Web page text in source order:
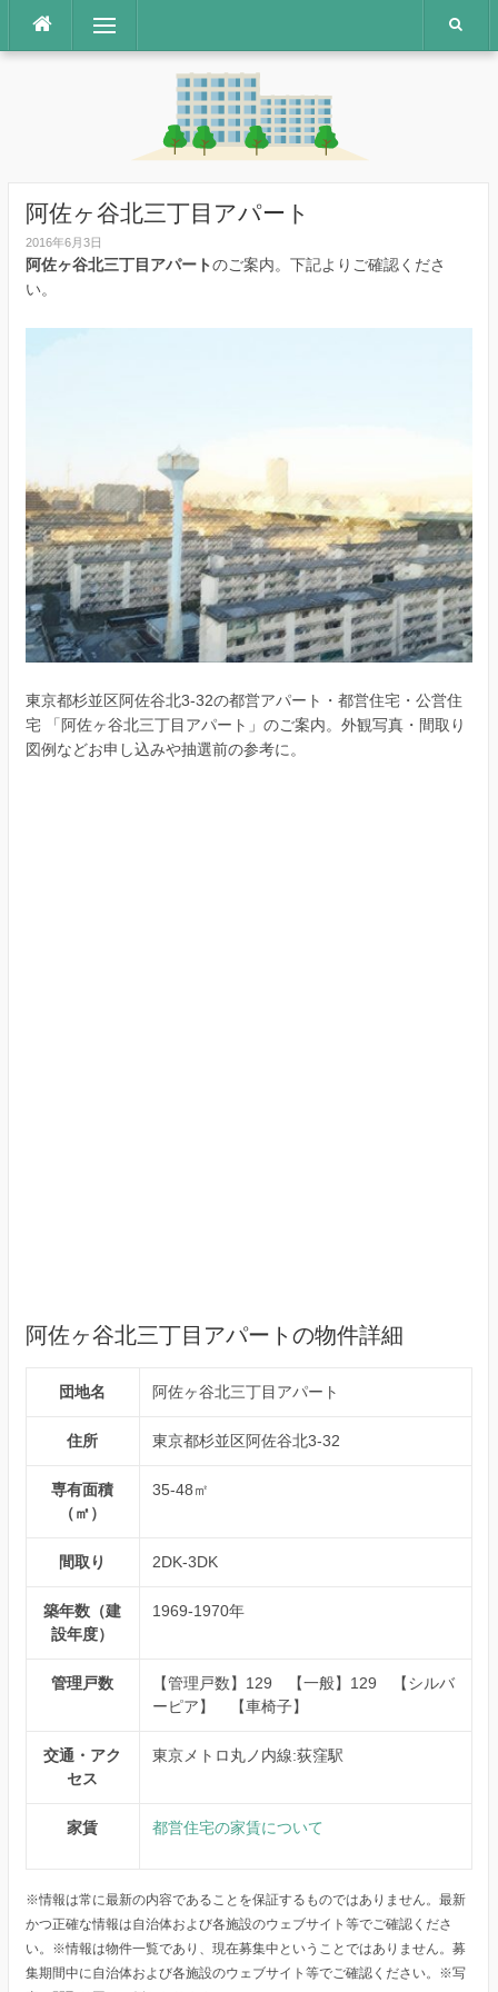
テ
メニュー
阿佐ヶ谷北三丁目アパート
2016年6月3日
阿佐ヶ谷北三丁目アパートのご案内。下記よりご確認くださ
い。
東京都杉並区阿佐谷北3-32の都営アパート・都営住宅・公営住
宅 「阿佐ヶ谷北三丁目アパート」のご案内。外観写真・間取り
図例などお申し込みや抽選前の参考に。
阿佐ヶ谷北三丁目アパートの物件詳細
団地名 阿佐ヶ谷北三丁目アパート
住所 東京都杉並区阿佐谷北3-32
専有面積
（㎡）
35-48㎡
間取り 2DK-3DK
築年数（建
設年度）
1969-1970年
管理戸数
【管理戸数】129 【一般】129 【シルバ
ーピア】 【車椅子】
交通・アク
セス
東京メトロ丸ノ内線:荻窪駅
家賃 都営住宅の家賃について
※情報は常に最新の内容であることを保証するものではありません。最新
かつ正確な情報は自治体および各施設のウェブサイト等でご確認くださ
い。※情報は物件一覧であり、現在募集中ということではありません。募
集期間中に自治体および各施設のウェブサイト等でご確認ください。※写